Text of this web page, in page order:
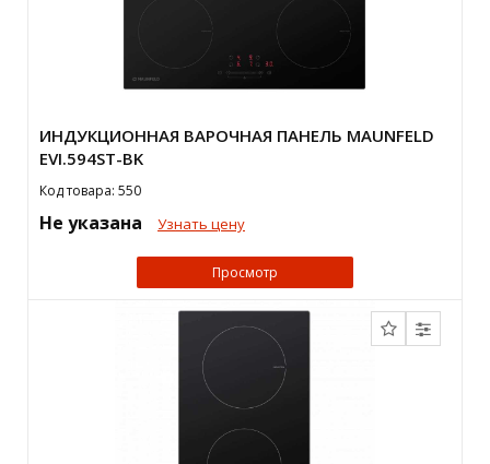
ИНДУКЦИОННАЯ ВАРОЧНАЯ ПАНЕЛЬ MAUNFELD
EVI.594ST-BK
Код товара: 550
Не указана Узнать цену
Просмотр